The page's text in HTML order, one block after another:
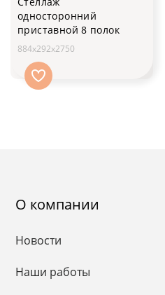
односторонний
приставной 8 полок
884х292х2750
О компании
Новости
Наши работы